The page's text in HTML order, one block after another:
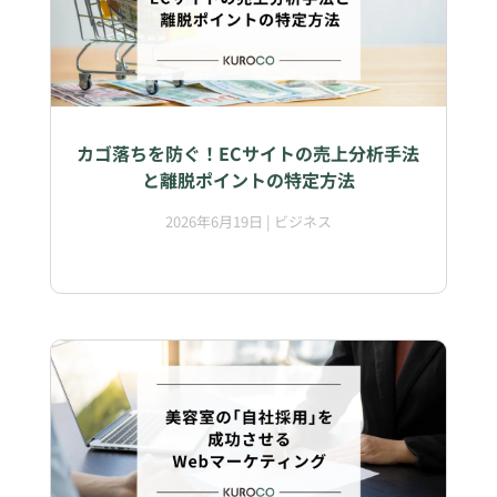
カゴ落ちを防ぐ！ECサイトの売上分析手法
と離脱ポイントの特定方法
2026年6月19日 | ビジネス